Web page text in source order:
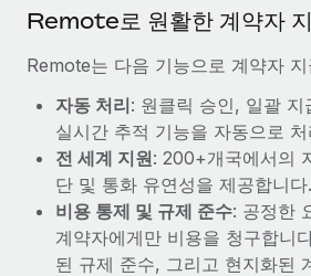
입니다. 이를 위해 최근 몇 주 동안 새로운...
자세히 알아보기
Shootsta가 Remote를 통해 네 개
채용을 확장한 방법
비디오 콘텐츠를 활용한 마케팅이 계속해서
에게는 흥미롭고 전문적인 비디오 제작이
니다. 그러나 대부분의 회사들은 그렇게 높
Remote로 원활한 계약자
Remote는 다음 기능으로 계약자
자동 처리: 원클릭 승인, 일괄
실시간 추적 기능을 자동으로
전 세계 지원: 200+개국에서의
단 및 통화 유연성을 제공합니다.
비용 통제 및 규제 준수: 공정한
계약자에게만 비용을 청구합니
된 규제 준수, 그리고 현지화된